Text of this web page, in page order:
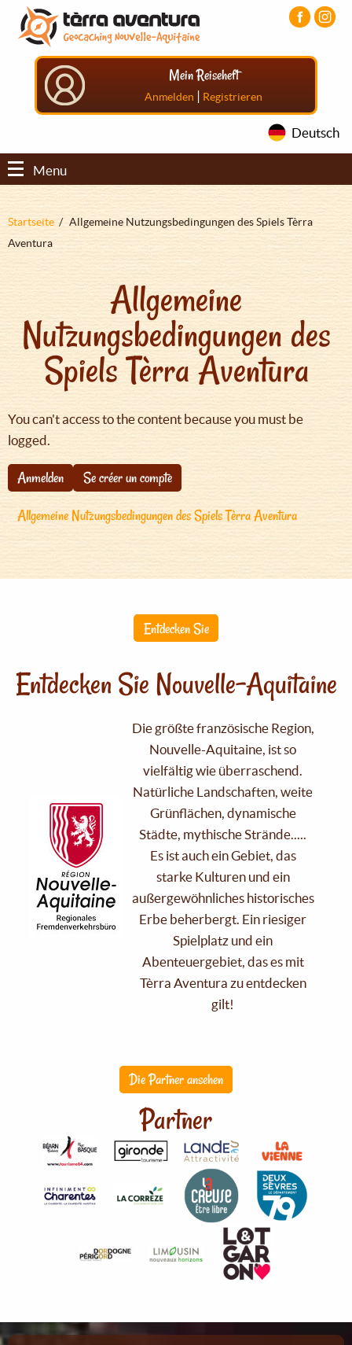
Direkt
zum
Inhalt
Aller
menu
principal
Aller
pied
Mein Reiseheft
Anmelden | Registrieren
Deutsch
Menu
Pfadnavigation
Startseite
Allgemeine Nutzungsbedingungen des Spiels Tèrra
Aventura
Allgemeine
Nutzungsbedingungen des
Spiels Tèrra Aventura
You can't access to the content because you must be
logged.
Anmelden
Se créer un compte
Allgemeine Nutzungsbedingungen des Spiels Tèrra Aventura
Entdecken Sie
Entdecken Sie Nouvelle-Aquitaine
Die größte französische Region,
Nouvelle-Aquitaine, ist so
vielfältig wie überraschend.
Natürliche Landschaften, weite
Grünflächen, dynamische
Städte, mythische Strände.....
Es ist auch ein Gebiet, das
starke Kulturen und ein
außergewöhnliches historisches
Erbe beherbergt. Ein riesiger
Spielplatz und ein
Abenteuergebiet, das es mit
Tèrra Aventura zu entdecken
gilt!
Die Partner ansehen
Partner